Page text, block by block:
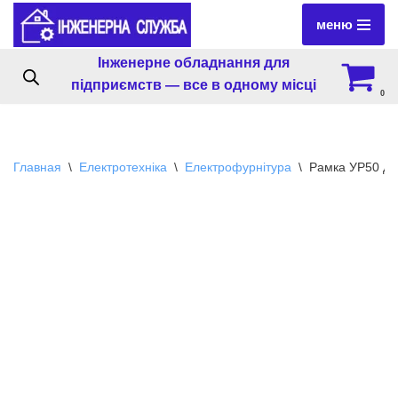
Перейти
содержимому
меню
Інженерне обладнання для
підприємств — все в одному місці
0
Главная \ Електротехніка \ Електрофурнітура \ Рамка УР50